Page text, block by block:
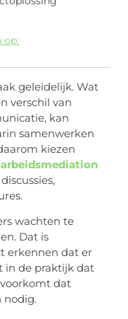
op:
geleidelijk. Wat
verschil van
kan
samenwerken
kiezen
arbeidsmediation
wachten te
Dat is
erkennen dat er
in de praktijk dat
dat
nodig.